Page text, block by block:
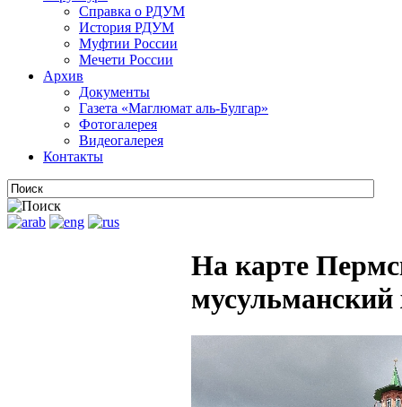
Справка о РДУМ
История РДУМ
Муфтии России
Мечети России
Архив
Документы
Газета «Маглюмат аль-Булгар»
Фотогалерея
Видеогалерея
Контакты
На карте
мусульманский